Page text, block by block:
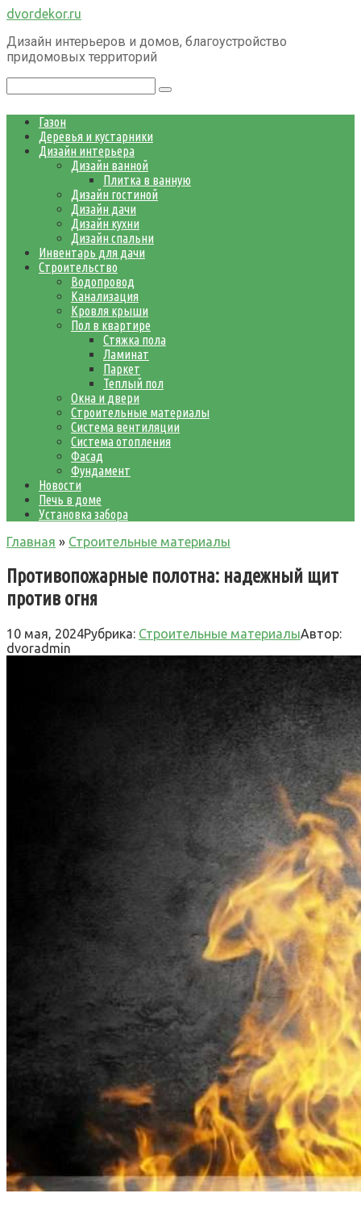
Перейти
контенту
dvordekor.ru
Дизайн интерьеров и домов, благоустройство
придомовых территорий
Газон
Деревья и кустарники
Дизайн интерьера
Дизайн ванной
Плитка в ванную
Дизайн гостиной
Дизайн дачи
Дизайн кухни
Дизайн спальни
Инвентарь для дачи
Строительство
Водопровод
Канализация
Кровля крыши
Пол в квартире
Стяжка пола
Ламинат
Паркет
Теплый пол
Окна и двери
Строительные материалы
Система вентиляции
Система отопления
Фасад
Фундамент
Новости
Печь в доме
Установка забора
Главная » Строительные материалы
Противопожарные полотна: надежный щит
против огня
10 мая, 2024Рубрика: Строительные материалыАвтор:
dvoradmin